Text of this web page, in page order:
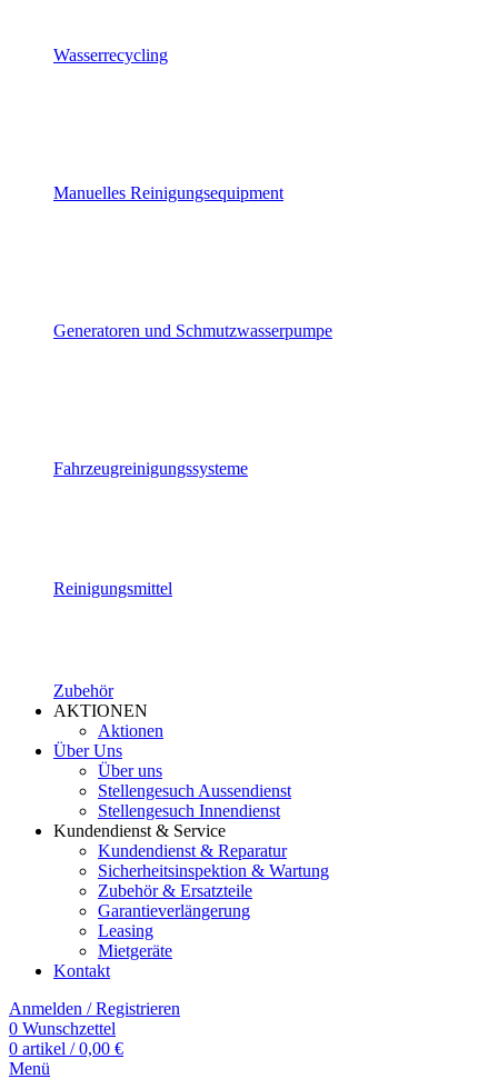
Wasserrecycling
Manuelles Reinigungsequipment
Generatoren und Schmutzwasserpumpe
Fahrzeugreinigungssysteme
Reinigungsmittel
Zubehör
AKTIONEN
Aktionen
Über Uns
Über uns
Stellengesuch Aussendienst
Stellengesuch Innendienst
Kundendienst & Service
Kundendienst & Reparatur
Sicherheitsinspektion & Wartung
Zubehör & Ersatzteile
Garantieverlängerung
Leasing
Mietgeräte
Kontakt
Anmelden / Registrieren
0 Wunschzettel
0 artikel / 0,00 €
Menü